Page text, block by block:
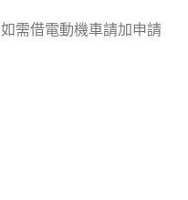
需借電動機車請加申請